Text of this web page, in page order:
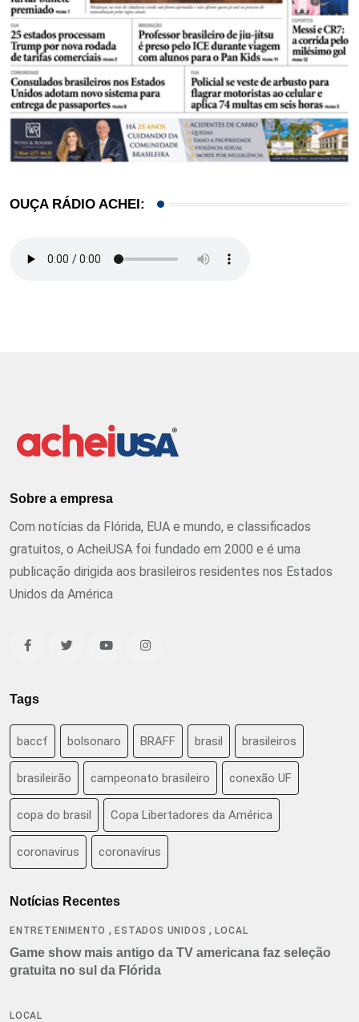
OUÇA RÁDIO ACHEI:
Sobre a empresa
Com notícias da Flórida, EUA e mundo, e classificados
gratuitos, o AcheiUSA foi fundado em 2000 e é uma
publicação dirigida aos brasileiros residentes nos Estados
Unidos da América
Tags
baccf bolsonaro BRAFF brasil brasileiros
brasileirão campeonato brasileiro conexão UF
copa do brasil Copa Libertadores da América
coronavirus coronavírus
Notícias Recentes
ENTRETENIMENTO ,ESTADOS UNIDOS ,LOCAL
Game show mais antigo da TV americana faz seleção
gratuita no sul da Flórida
LOCAL